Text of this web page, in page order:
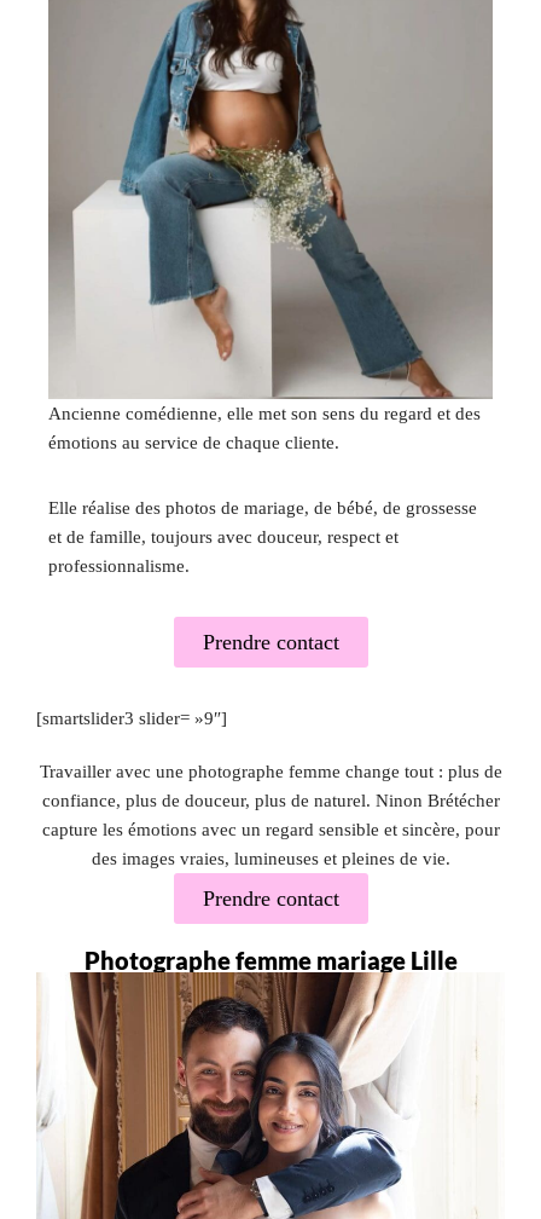
Ancienne comédienne, elle met son sens du regard et des
émotions au service de chaque cliente.
Elle réalise des photos de mariage, de bébé, de grossesse
et de famille, toujours avec douceur, respect et
professionnalisme.
Prendre contact
[smartslider3 slider= »9″]
Travailler avec une photographe femme change tout : plus de
confiance, plus de douceur, plus de naturel. Ninon Brétécher
capture les émotions avec un regard sensible et sincère, pour
des images vraies, lumineuses et pleines de vie.
Prendre contact
Photographe femme mariage Lille